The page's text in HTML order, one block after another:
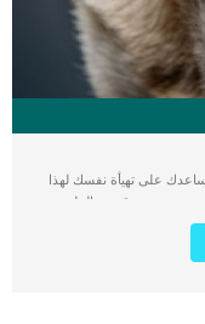
على تهيأة نفسك لهذا
يعتبر مرض قصور القلب
جميع الكائنات الحية بما فى
جسم الكلاب, واى قصور به